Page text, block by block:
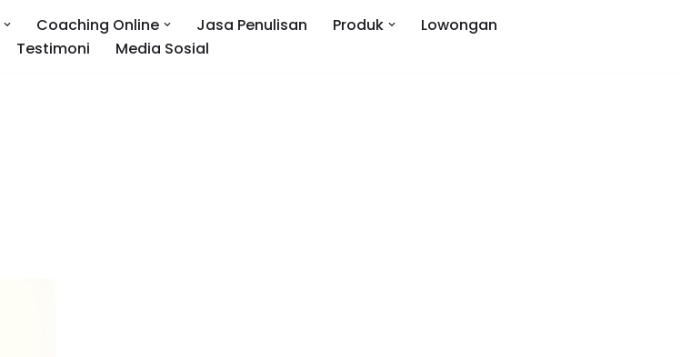
Coaching Online Jasa Penulisan Produk
Lowongan
Testimoni Media Sosial